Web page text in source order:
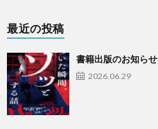
最近の投稿
書籍出版のお知らせ
2026.06.29